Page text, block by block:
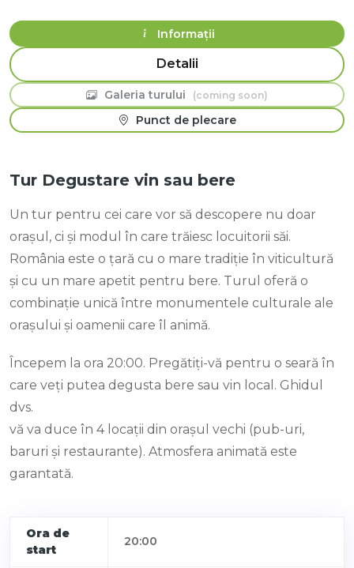
Informații
Travel Plan
Galeria turului
Punct de plecare
Tur Degustare vin sau bere
Un tur pentru cei care vor să descopere nu doar
orașul, ci și modul în care trăiesc locuitorii săi.
România este o țară cu o mare tradiție în viticultură
și cu un mare apetit pentru bere. Turul oferă o
combinație unică între monumentele culturale ale
orașului și oamenii care îl animă.
Începem la ora 20:00. Pregătiți-vă pentru o seară în
care veți putea degusta bere sau vin local. Ghidul
dvs.
vă va duce în 4 locații din orașul vechi (pub-uri,
baruri și restaurante). Atmosfera animată este
garantată.
Ora de
start
20:00